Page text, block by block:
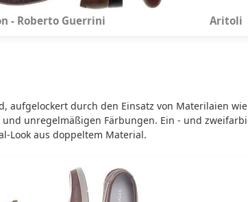
- Roberto Guerrini Aritoli
aufgelockert durch den Einsatz von Materilaien
unregelmäßigen Färbungen. Ein - und
Look aus doppeltem Material.